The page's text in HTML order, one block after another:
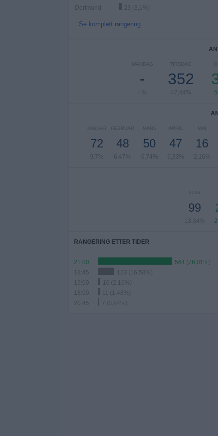
Dortmund
23 (3,1%)
Se komplett rangering
MANDAG
-
- %
TIRSDAG
352
47,44%
JANUAR
72
9,7%
FEBRUAR
48
6,47%
MARS
50
6,74%
APRIL
47
6,33%
MAI
16
2,16%
2026
99
13,34%
RANGERING ETTER TIDER
21:00
564 (76,01%)
18:45
123 (16,58%)
19:00
16 (2,16%)
18:00
11 (1,48%)
20:45
7 (0,94%)